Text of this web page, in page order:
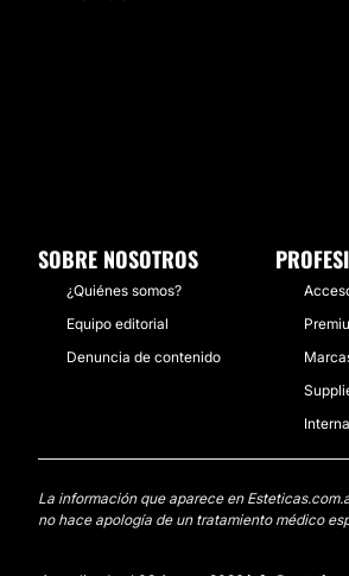
SOBRE NOSOTROS
¿Quiénes somos?
Equipo editorial
Denuncia de contenido
La información que aparece en
no hace apología de un tratamiento médico